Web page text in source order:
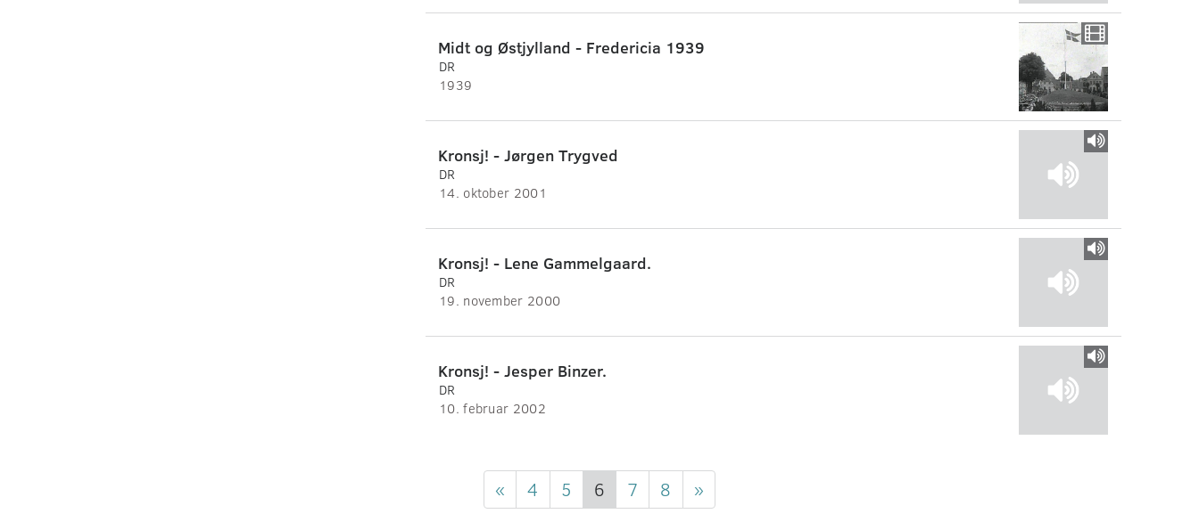
Midt og Østjylland - Fredericia 1939
DR
1939
Kronsj! - Jørgen Trygved
DR
14. oktober 2001
Kronsj! - Lene Gammelgaard.
DR
19. november 2000
Kronsj! - Jesper Binzer.
DR
10. februar 2002
« 4 5 6 7 8 »